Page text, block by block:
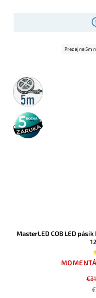
Predaj na 5m
5m
rolka
5 rokov
záruka
MasterLED COB LED
€31